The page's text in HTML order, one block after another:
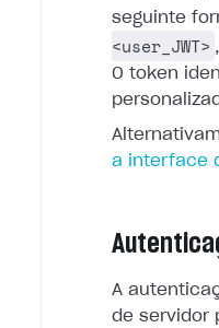
seguinte
<user_JWT>
O token
a interface
A
de servidor